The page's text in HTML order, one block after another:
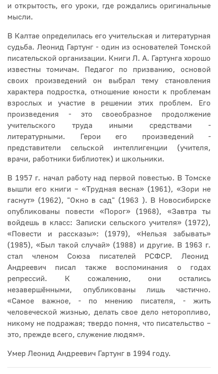
и открытость, его уроки, где рождались оригинальные
мысли.
В Калтае определилась его учительская и литературная
судьба. Леонид Гартунг - один из основателей Томской
писательской организации. Книги Л. А. Гартунга хорошо
известны томичам. Педагог по призванию, основой
своих произведений он выбрал тему становления
характера подростка, отношение юности к проблемам
взрослых и участие в решении этих проблем. Его
произведения - это своеобразное продолжение
учительского труда иными средствами -
литературными. Герои его произведений -
представители сельской интеллигенции (учителя,
врачи, работники библиотек) и школьники.
В 1957 г. начал работу над первой повестью. В Томске
вышли его книги – «Трудная весна» (1961), «Зори не
гаснут» (1962), "Окно в сад" (1963 ). В Новосибирске
опубликованы повести «Порог» (1968), «Завтра ты
войдешь в класс: Записки сельского учителя» (1972),
«Повести и рассказы»: (1979), «Нельзя забывать»
(1985), «Был такой случай» (1988) и другие. В 1963 г.
стал членом Союза писателей РСФСР. Леонид
Андреевич писал также воспоминания о годах
репрессий. К сожалению, они остались
незавершёнными, опубликованы лишь частично.
«Самое важное, - по мнению писателя, - жить
человеческой жизнью, делать свое дело неторопливо,
никому не подражая; твердо помня, что писательство –
это, прежде всего, служение людям».
Умер Леонид Андреевич Гартунг в 1994 году.